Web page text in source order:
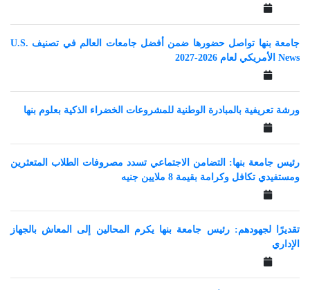
جامعة بنها تواصل حضورها ضمن أفضل جامعات العالم في تصنيف U.S.
News الأمريكي لعام 2026-2027
ورشة تعريفية بالمبادرة الوطنية للمشروعات الخضراء الذكية بعلوم بنها
رئيس جامعة بنها: التضامن الاجتماعي تسدد مصروفات الطلاب المتعثرين
ومستفيدي تكافل وكرامة بقيمة 8 ملايين جنيه
تقديرًا لجهودهم: رئيس جامعة بنها يكرم المحالين إلى المعاش بالجهاز
الإداري